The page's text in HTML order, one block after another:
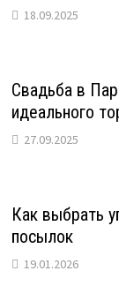
18.09.2025
Свадьба в
идеального
27.09.2025
Как выбрать
посылок
19.01.2026